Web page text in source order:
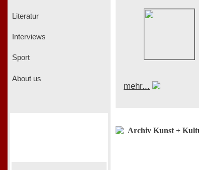
Literatur
Interviews
Sport
About us
mehr...
Archiv Kunst +